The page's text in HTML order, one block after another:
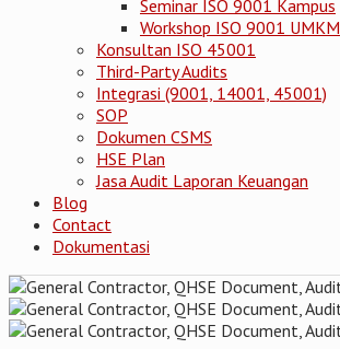
Seminar ISO 9001 Kampus
Workshop ISO 9001 UMKM
Konsultan ISO 45001
Third-Party Audits
Integrasi (9001, 14001, 45001)
SOP
Dokumen CSMS
HSE Plan
Jasa Audit Laporan Keuangan
Blog
Contact
Dokumentasi